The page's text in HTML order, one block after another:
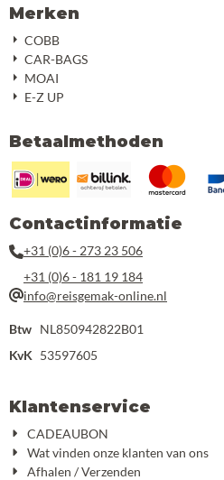
Merken
COBB
CAR-BAGS
MOAI
E-Z UP
Betaalmethoden
Contactinformatie
+31 (0)6 - 273 23 506
+31 (0)6 - 181 19 184
info@reisgemak-online.nl
Btw NL850942822B01
KvK 53597605
Klantenservice
CADEAUBON
Wat vinden onze klanten van ons
Afhalen / Verzenden